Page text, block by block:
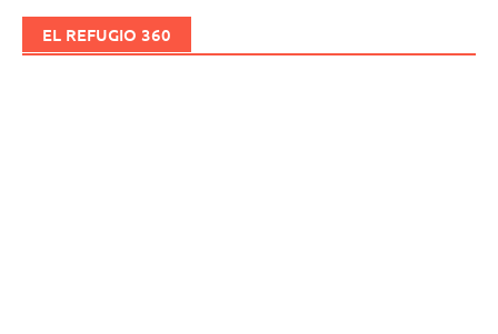
EL REFUGIO 360